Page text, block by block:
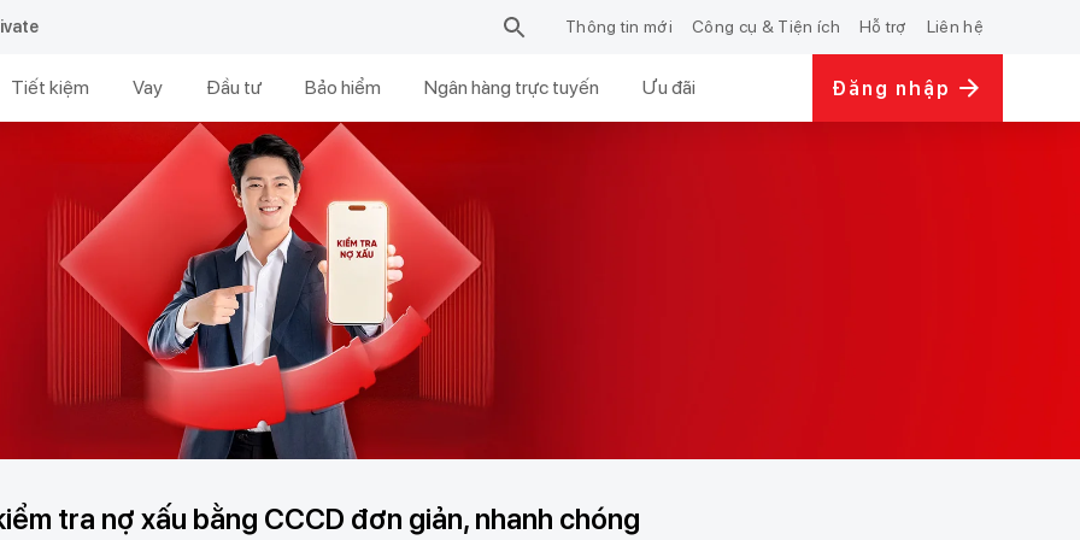
Thông tin mới Công cụ & Tiện ích Hỗ trợ Liên hệ
Tiết kiệm Vay Đầu tư Bảo hiểm Ngân hàng trực tuyến Ưu đãi Đăng nhập
tra nợ xấu bằng CCCD đơn giản, nhanh chóng